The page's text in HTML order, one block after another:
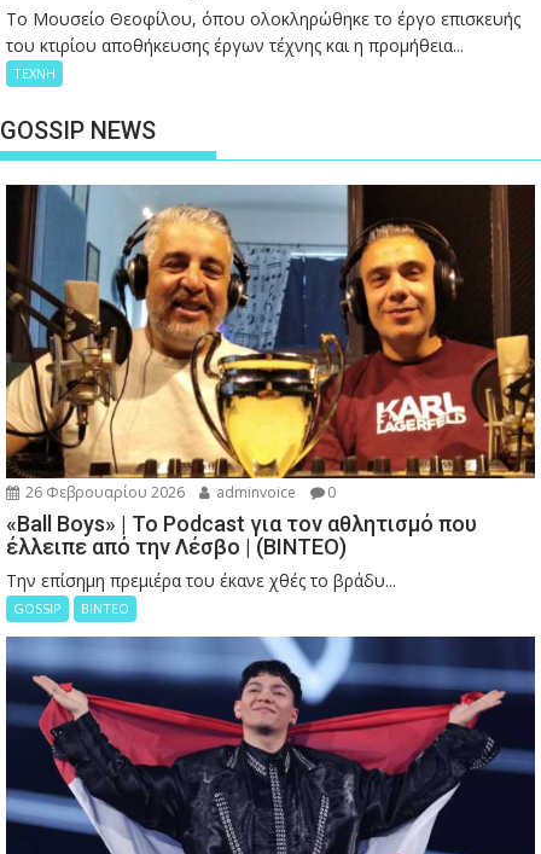
Το Μουσείο Θεοφίλου, όπου ολοκληρώθηκε το έργο επισκευής
του κτιρίου αποθήκευσης έργων τέχνης και η προμήθεια...
ΤΕΧΝΗ
GOSSIP NEWS
26 Φεβρουαρίου 2026 adminvoice 0
«Ball Boys» | Το Podcast για τον αθλητισμό που
έλλειπε από την Λέσβο | (ΒΙΝΤΕΟ)
Την επίσημη πρεμιέρα του έκανε χθές το βράδυ...
GOSSIP ΒΙΝΤΕΟ